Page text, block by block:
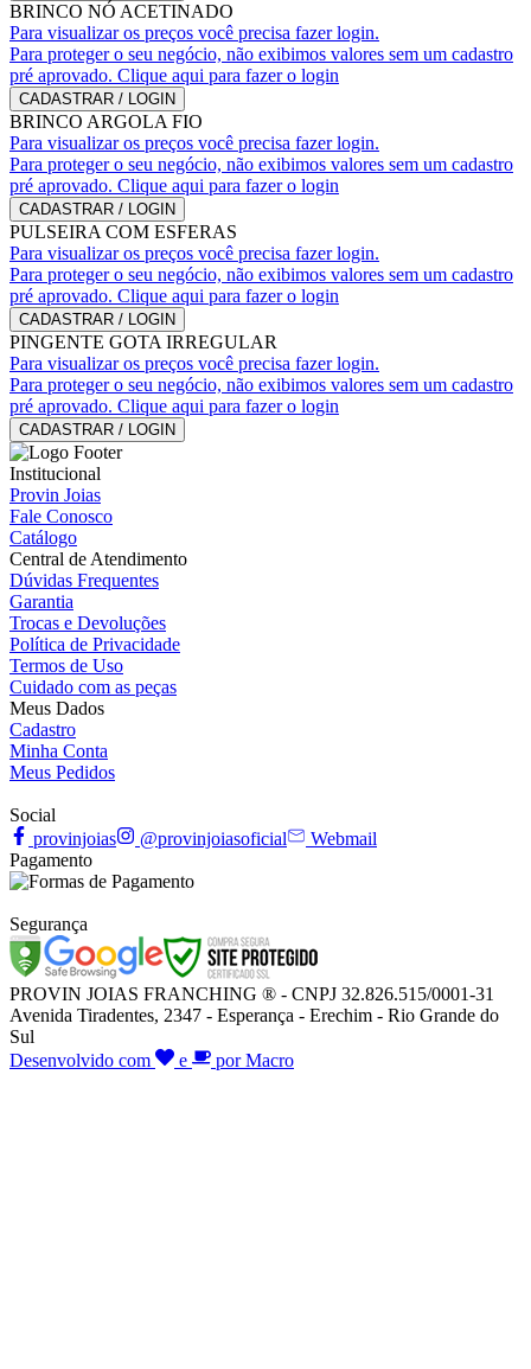
BRINCO NÓ ACETINADO
Para visualizar os preços você precisa fazer login.
Para proteger o seu negócio, não exibimos valores sem um cadastro
pré aprovado. Clique aqui para fazer o login
CADASTRAR / LOGIN
BRINCO ARGOLA FIO
Para visualizar os preços você precisa fazer login.
Para proteger o seu negócio, não exibimos valores sem um cadastro
pré aprovado. Clique aqui para fazer o login
CADASTRAR / LOGIN
PULSEIRA COM ESFERAS
Para visualizar os preços você precisa fazer login.
Para proteger o seu negócio, não exibimos valores sem um cadastro
pré aprovado. Clique aqui para fazer o login
CADASTRAR / LOGIN
PINGENTE GOTA IRREGULAR
Para visualizar os preços você precisa fazer login.
Para proteger o seu negócio, não exibimos valores sem um cadastro
pré aprovado. Clique aqui para fazer o login
CADASTRAR / LOGIN
Institucional
Provin Joias
Fale Conosco
Catálogo
Central de Atendimento
Dúvidas Frequentes
Garantia
Trocas e Devoluções
Política de Privacidade
Termos de Uso
Cuidado com as peças
Meus Dados
Cadastro
Minha Conta
Meus Pedidos
Social
provinjoias
@provinjoiasoficial
Webmail
Pagamento
Segurança
PROVIN JOIAS FRANCHING ® - CNPJ 32.826.515/0001-31
Avenida Tiradentes, 2347 - Esperança - Erechim - Rio Grande do
Sul
Desenvolvido com
e por Macro